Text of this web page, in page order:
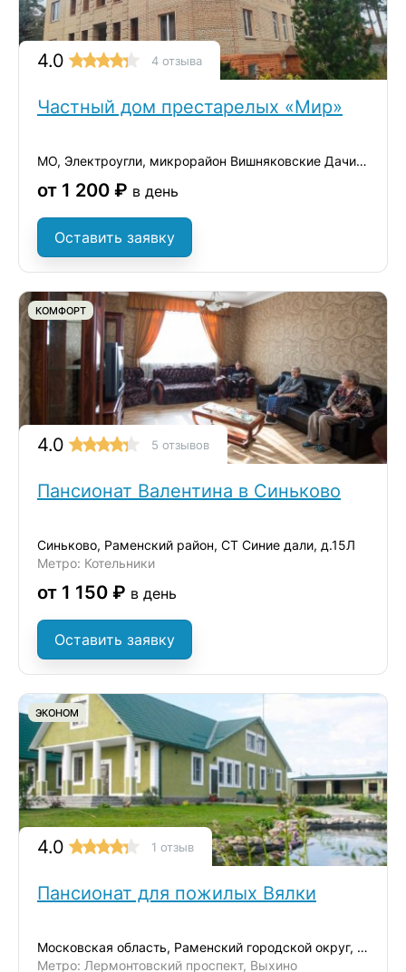
4.0 4 отзыва
Частный дом престарелых «Мир»
МО, Электроугли, микрорайон Вишняковские Дачи, ул. Советская, 10
от 1 200 ₽ в день
Оставить заявку
КОМФОРТ
4.0 5 отзывов
Пансионат Валентина в Синьково
Синьково, Раменский район, СТ Синие дали, д.15Л
Метро: Котельники
от 1 150 ₽ в день
Оставить заявку
ЭКОНОМ
4.0 1 отзыв
Пансионат для пожилых Вялки
Московская область, Раменский городской округ, деревня Вялки
Метро: Лермонтовский проспект, Выхино